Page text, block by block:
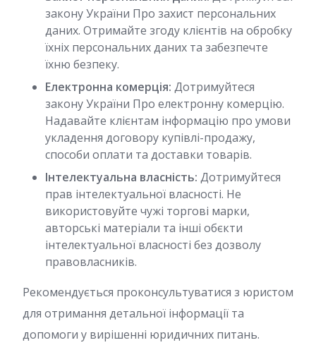
закону України Про захист персональних
даних. Отримайте згоду клієнтів на обробку
їхніх персональних даних та забезпечте
їхню безпеку.
Електронна комерція: Дотримуйтеся
закону України Про електронну комерцію.
Надавайте клієнтам інформацію про умови
укладення договору купівлі-продажу,
способи оплати та доставки товарів.
Інтелектуальна власність: Дотримуйтеся
прав інтелектуальної власності. Не
використовуйте чужі торгові марки,
авторські матеріали та інші обєкти
інтелектуальної власності без дозволу
правовласників.
Рекомендується проконсультуватися з юристом
для отримання детальної інформації та
допомоги у вирішенні юридичних питань.